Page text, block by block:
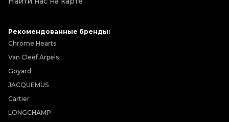
Рекомендованные бренды:
Chrome Hearts
Van Cleef Arpels
Goyard
JACQUEMUS
Cartier
LONGCHAMP